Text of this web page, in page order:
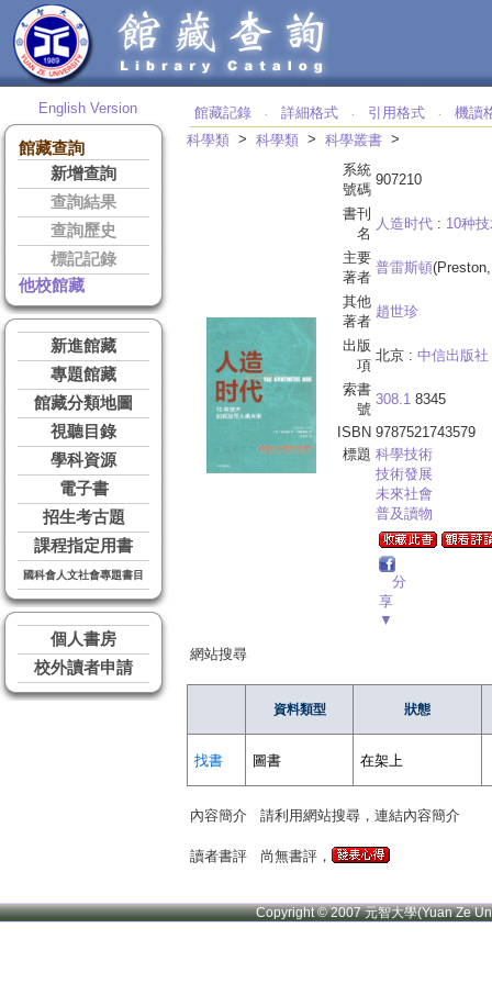
English Version
館藏查詢
新增查詢
查詢結果
查詢歷史
標記記錄
他校館藏
新進館藏
專題館藏
館藏分類地圖
視聽目錄
學科資源
電子書
招生考古題
課程指定用書
國科會人文社會專題書目
個人書房
校外讀者申請
館藏記錄 ‧ 詳細格式 ‧ 引用格式 ‧
機讀
科學類 > 科學類 > 科學叢書 >
系統
號碼
907210
書刊
名
人造时代 : 10种
主要
著者
普雷斯頓
其他
著者
趙世珍
出版
項
北京 : 中信出版社
索書
號
308.1 8345
ISBN 9787521743579
標題 科學技術
技術發展
未來社會
普及讀物
分
享
▼
網站搜尋
資料類型 狀態
找書 圖書 在架上
內容簡介 請利用網站搜尋，連結內容簡介
讀者書評 尚無書評，
Copyright © 2007 元智大學(Yuan Ze